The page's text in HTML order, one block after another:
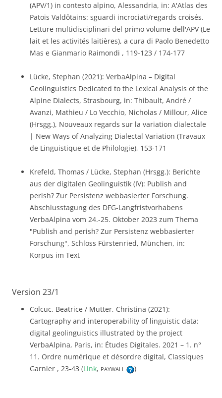
(APV/1) in contesto alpino, Alessandria, in: A'Atlas des
Patois Valdôtains: sguardi incrociati/regards croisés.
Letture multidisciplinari del primo volume dell'APV (Le
lait et les activités laitières), a cura di Paolo Benedetto
Mas e Gianmario Raimondi , 119-123 / 174-177
Lücke, Stephan (2021): VerbaAlpina – Digital
Geolinguistics Dedicated to the Lexical Analysis of the
Alpine Dialects, Strasbourg, in: Thibault, André /
Avanzi, Mathieu / Lo Vecchio, Nicholas / Millour, Alice
(Hrsgg.), Nouveaux regards sur la variation dialectale
| New Ways of Analyzing Dialectal Variation (Travaux
de Linguistique et de Philologie), 153-171
Krefeld, Thomas / Lücke, Stephan (Hrsgg.): Berichte
aus der digitalen Geolinguistik (IV): Publish and
perish? Zur Persistenz webbasierter Forschung.
Abschlusstagung des DFG-Langfristvorhabens
VerbaAlpina vom 24.-25. Oktober 2023 zum Thema
"Publish and perish? Zur Persistenz webbasierter
Forschung", Schloss Fürstenried, München, in:
Korpus im Text
Version 23/1
Colcuc, Beatrice / Mutter, Christina (2021):
Cartography and interoperability of linguistic data:
digital geolinguistics illustrated by the project
VerbaAlpina, Paris, in: Études Digitales. 2021 – 1. n°
11. Ordre numérique et désordre digital, Classiques
Garnier , 23-43 (Link, PAYWALL )